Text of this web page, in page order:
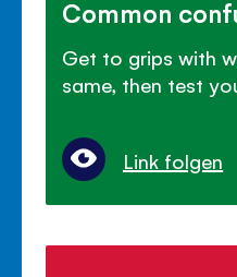
Common
Get to grips with
same, then test
Link folgen